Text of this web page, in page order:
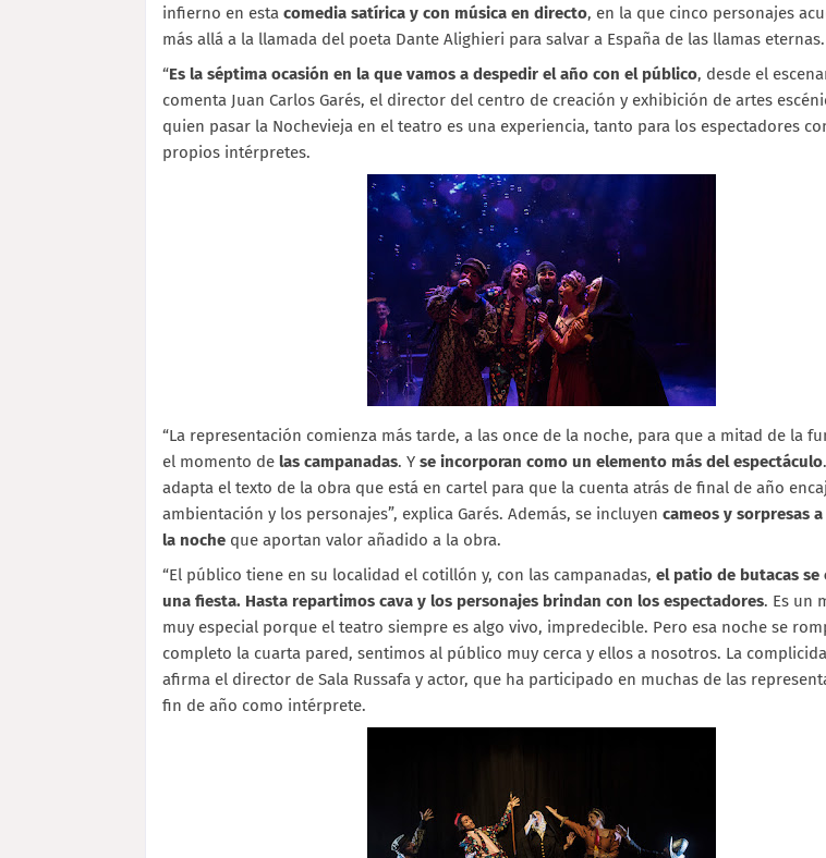
infierno en esta comedia satírica y con música en directo, en la que cinco personajes
más allá a la llamada del poeta Dante Alighieri para salvar a España de las llamas eternas.
“Es la séptima ocasión en la que vamos a despedir el año con el público, desde el
comenta Juan Carlos Garés, el director del centro de creación y exhibición de artes
quien pasar la Nochevieja en el teatro es una experiencia, tanto para los espectadores
propios intérpretes.
“La representación comienza más tarde, a las once de la noche, para que a mitad de la
el momento de las campanadas. Y se incorporan como un elemento más del espectáculo
adapta el texto de la obra que está en cartel para que la cuenta atrás de final de año
ambientación y los personajes”, explica Garés. Además, se incluyen cameos y sorpresas
la noche que aportan valor añadido a la obra.
“El público tiene en su localidad el cotillón y, con las campanadas, el patio de butacas se
una fiesta. Hasta repartimos cava y los personajes brindan con los espectadores. Es un
muy especial porque el teatro siempre es algo vivo, impredecible. Pero esa noche se
completo la cuarta pared, sentimos al público muy cerca y ellos a nosotros. La
afirma el director de Sala Russafa y actor, que ha participado en muchas de las
fin de año como intérprete.